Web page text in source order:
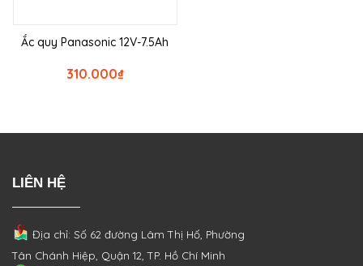
Ắc quy Panasonic 12V-7.5Ah
₫
310.000
LIÊN HỆ
Địa chỉ: Số 62 đường Lâm Thị Hố, Phường
Tân Chánh Hiệp, Quận 12, TP. Hồ Chí Minh